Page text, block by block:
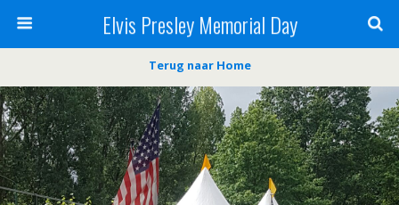
Elvis Presley Memorial Day
Terug naar Home